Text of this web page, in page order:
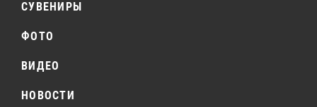
СУВЕНИРЫ
ФОТО
ВИДЕО
НОВОСТИ